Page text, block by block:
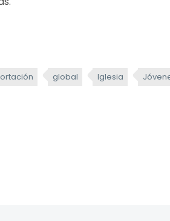
global Iglesia